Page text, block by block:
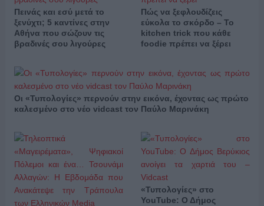
Πεινάς και εσύ μετά το
ξενύχτι; 5 καντίνες στην
Αθήνα που σώζουν τις
βραδινές σου λιγούρες
Πώς να ξεφλουδίζεις
εύκολα το σκόρδο – Το
kitchen trick που κάθε
foodie πρέπει να ξέρει
Οι «Τυπολογίες» περνούν στην εικόνα, έχοντας ως πρώτο
καλεσμένο στο νέο vidcast τον Παύλο Μαρινάκη
«Τυπολογίες» στο
YouTube: Ο Δήμος